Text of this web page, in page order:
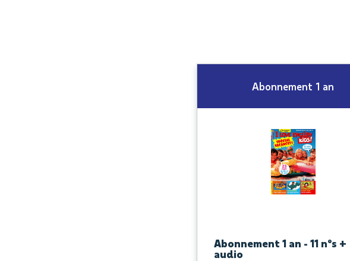
Abonnement 1 an
Abonnement 1 an - 11 n°s +
audio